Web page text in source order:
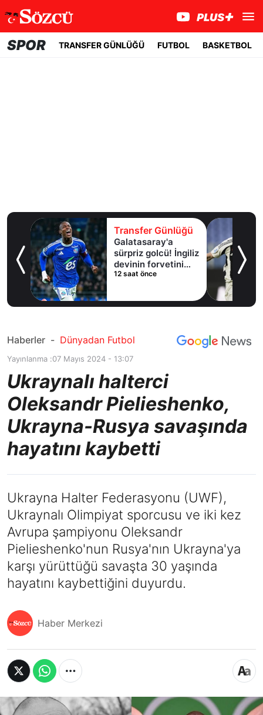
SPOR TRANSFER GÜNLÜĞÜ FUTBOL BASKETBOL
Transfer Günlüğü
Galatasaray'a
sürpriz golcü! İngiliz
devinin forvetini
istiyor
12 saat önce
Haberler - Dünyadan Futbol
Yayınlanma :07 Mayıs 2024 - 13:07
Ukraynalı halterci
Oleksandr Pielieshenko,
Ukrayna-Rusya savaşında
hayatını kaybetti
Ukrayna Halter Federasyonu (UWF),
Ukraynalı Olimpiyat sporcusu ve iki kez
Avrupa şampiyonu Oleksandr
Pielieshenko'nun Rusya'nın Ukrayna'ya
karşı yürüttüğü savaşta 30 yaşında
hayatını kaybettiğini duyurdu.
Haber Merkezi